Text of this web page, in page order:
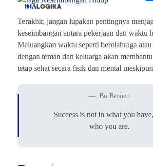
Terakhir, jangan lupakan pentingnya
keseimbangan antara pekerjaan dan waktu
Meluangkan waktu seperti berolahraga atau
dengan teman dan keluarga akan
tetap sehat secara fisik dan mental
Bo Bennett
Success is not in what you
who you are.